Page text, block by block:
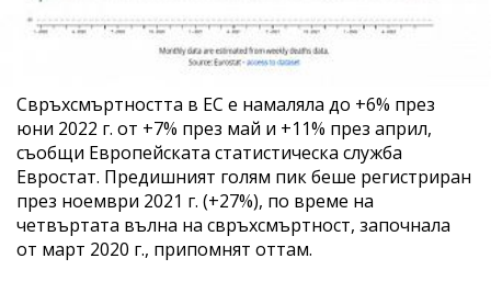
Свръхсмъртността в ЕС е намаляла до +6% през
юни 2022 г. от +7% през май и +11% през април,
съобщи Европейската статистическа служба
Евростат. Предишният голям пик беше регистриран
през ноември 2021 г. (+27%), по време на
четвъртата вълна на свръхсмъртност, започнала
от март 2020 г., припомнят оттам.